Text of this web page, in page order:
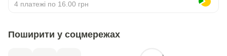
4 платежі по 16.00 грн
Поширити у соцмережах